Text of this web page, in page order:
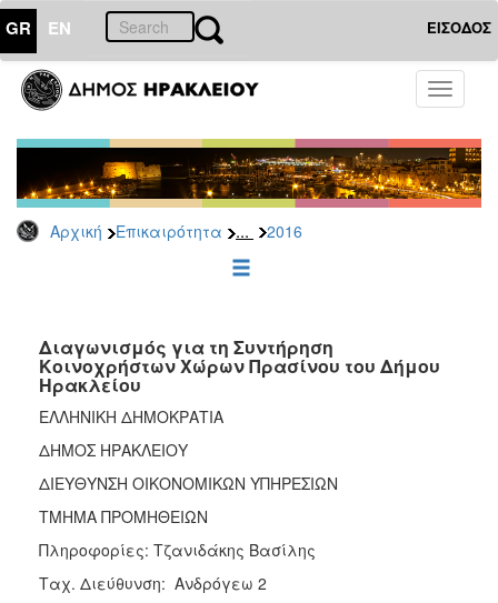
GR EN ΕΙΣΟΔΟΣ
Toggle
Αρχική Επικαιρότητα ... 2016
ΕΠΙΚΑΙΡΟΤΗΤΑ
-
Δημοπρασίες
Αρχείο
2026
2022
Διαγωνισμός για τη Συντήρηση
Κοινοχρήστων Χώρων Πρασίνου του Δήμου
Ηρακλείου
ΕΛΛΗΝΙΚΗ ΔΗΜΟΚΡΑΤΙΑ
ΔΗΜΟΣ ΗΡΑΚΛΕΙΟΥ
ΔΙΕΥΘΥΝΣΗ ΟΙΚΟΝΟΜΙΚΩΝ ΥΠΗΡΕΣΙΩΝ
ΤΜΗΜΑ ΠΡΟΜΗΘΕΙΩΝ
Πληροφορίες: Τζανιδάκης Βασίλης
Ταχ. Διεύθυνση: Ανδρόγεω 2